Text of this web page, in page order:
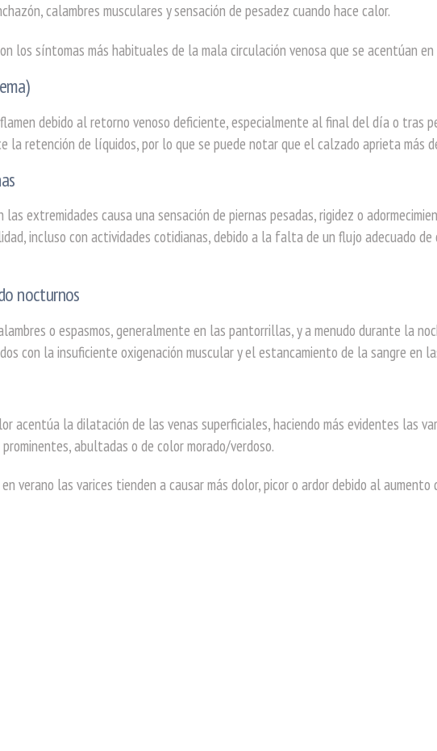
calambres musculares y sensación de pesadez cuando hace calor.
los síntomas más habituales de la mala circulación venosa que se acentúan
debido al retorno venoso deficiente, especialmente al final del día o tras
la retención de líquidos, por lo que se puede notar que el calzado aprieta más
extremidades causa una sensación de piernas pesadas, rigidez o
incluso con actividades cotidianas, debido a la falta de un flujo adecuado
nocturnos
o espasmos, generalmente en las pantorrillas, y a menudo durante la
con la insuficiente oxigenación muscular y el estancamiento de la sangre en
acentúa la dilatación de las venas superficiales, haciendo más evidentes las
abultadas o de color morado/verdoso.
verano las varices tienden a causar más dolor, picor o ardor debido al aumento